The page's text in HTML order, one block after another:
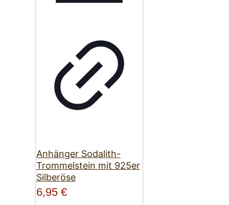
Anhänger Sodalith-
Trommelstein mit 925er
Silberöse
6,95 €